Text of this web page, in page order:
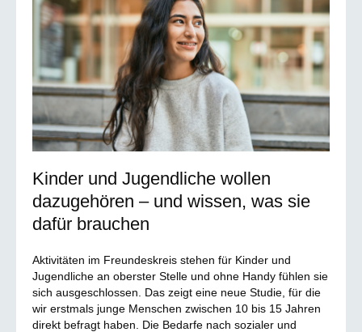
Kinder und Jugendliche wollen
dazugehören – und wissen, was sie
dafür brauchen
Aktivitäten im Freundeskreis stehen für Kinder und
Jugendliche an oberster Stelle und ohne Handy fühlen sie
sich ausgeschlossen. Das zeigt eine neue Studie, für die
wir erstmals junge Menschen zwischen 10 bis 15 Jahren
direkt befragt haben. Die Bedarfe nach sozialer und